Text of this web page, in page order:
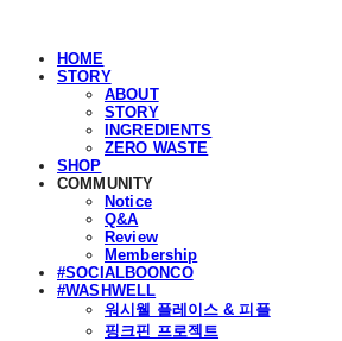
HOME
STORY
ABOUT
STORY
INGREDIENTS
ZERO WASTE
SHOP
COMMUNITY
Notice
Q&A
Review
Membership
#SOCIALBOONCO
#WASHWELL
워시웰 플레이스 & 피플
핑크핀 프로젝트